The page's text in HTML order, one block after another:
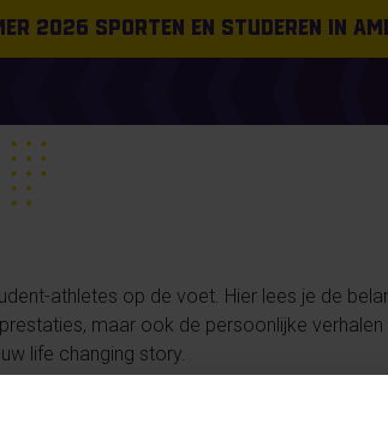
2026 sporten en studeren in
athletes op de voet. Hier lees je de
maar ook de persoonlijke verhalen
life changing story.